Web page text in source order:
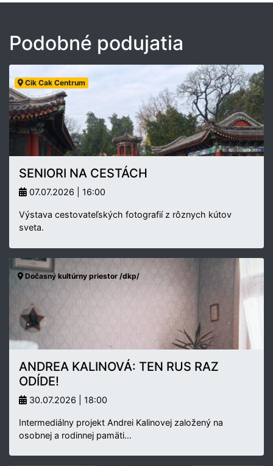
Podobné podujatia
Cik Cak Centrum
SENIORI NA CESTÁCH
07.07.2026 | 16:00
Výstava cestovateľských fotografií z rôznych kútov
sveta.
Dočasný kultúrny priestor /dkp/
ANDREA KALINOVÁ: TEN RUS RAZ
ODÍDE!
30.07.2026 | 18:00
Intermediálny projekt Andrei Kalinovej založený na
osobnej a rodinnej pamäti…